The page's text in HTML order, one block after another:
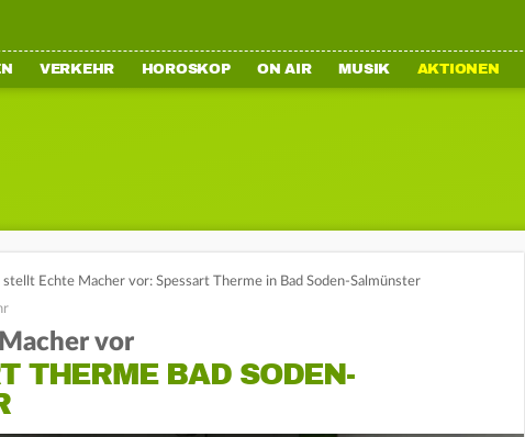
VERKEHR HOROSKOP ON AIR MUSIK AKTIONEN
stellt Echte Macher vor: Spessart Therme in Bad Soden-Salmünster
vor
THERME BAD SODEN-